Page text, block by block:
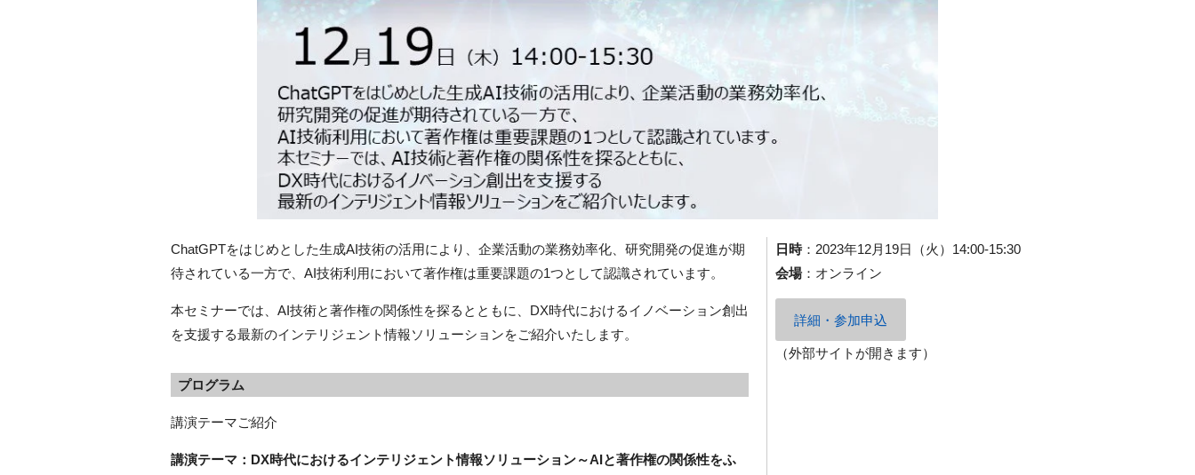
ChatGPTをはじめとした生成AI技術の活用により、企業活動の業務効率化、研究開発の促進が期
待されている一方で、AI技術利用において著作権は重要課題の1つとして認識されています。
本セミナーでは、AI技術と著作権の関係性を探るとともに、DX時代におけるイノベーション創出
を支援する最新のインテリジェント情報ソリューションをご紹介いたします。
プログラム
講演テーマご紹介
講演テーマ：DX時代におけるインテリジェント情報ソリューション～AIと著作権の関係性をふ
日時： 2023年12月19日（火）14:00-15:30
会場： オンライン
詳細・参加申込
（外部サイトが開きます）